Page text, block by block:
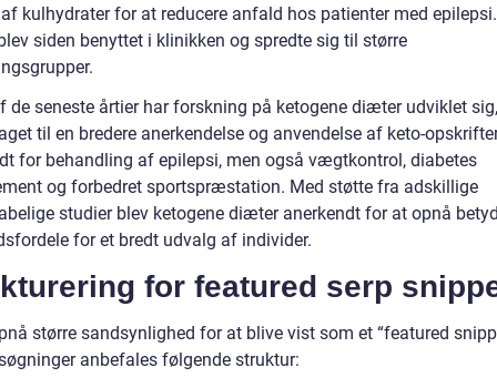
kulhydrater for at reducere anfald hos patienter med
siden benyttet i klinikken og spredte sig til større
de seneste årtier har forskning på ketogene diæter udviklet
til en bredere anerkendelse og anvendelse af keto-
for behandling af epilepsi, men også vægtkontrol, diabetes
og forbedret sportspræstation. Med støtte fra adskillige
studier blev ketogene diæter anerkendt for at opnå
for et bredt udvalg af individer.
for featured serp
større sandsynlighed for at blive vist som et “featured
anbefales følgende struktur: